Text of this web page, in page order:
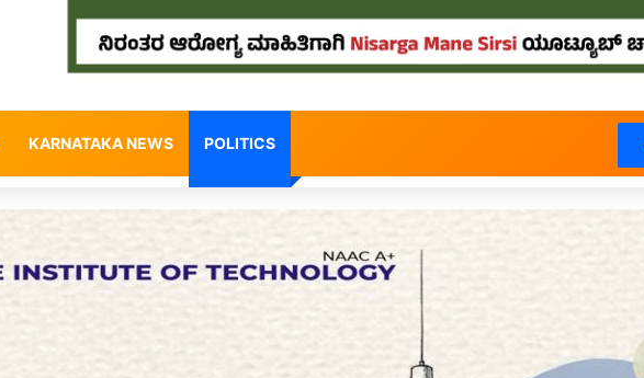
KARNATAKA NEWS POLITICS